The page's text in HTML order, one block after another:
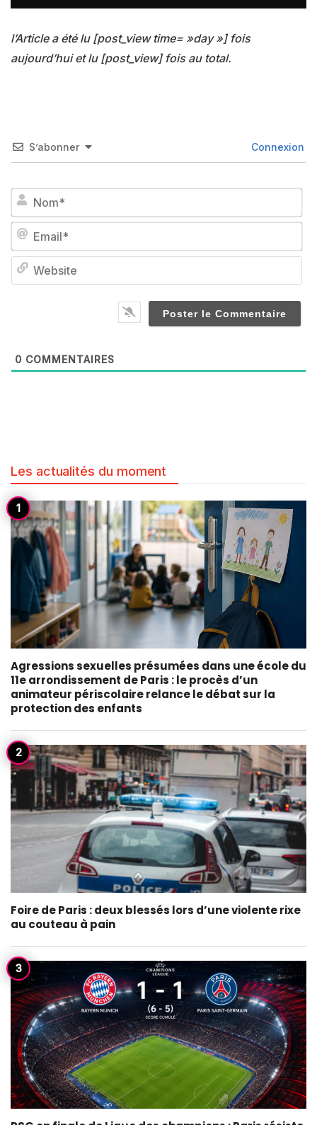
l’Article a été lu [post_view time= »day »] fois
aujourd’hui et lu [post_view] fois au total.
S’abonner Connexion
0 COMMENTAIRES
Les actualités du moment
Agressions sexuelles présumées dans une école du
11e arrondissement de Paris : le procès d’un
animateur périscolaire relance le débat sur la
protection des enfants
Foire de Paris : deux blessés lors d’une violente rixe
au couteau à pain